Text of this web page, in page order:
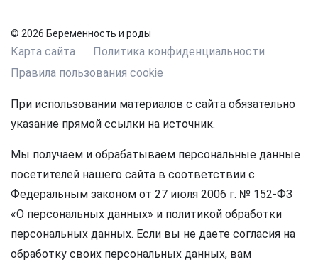
© 2026 Беременность и роды
Карта сайта
Политика конфиденциальности
Правила пользования cookie
При использовании материалов с сайта обязательно
указание прямой ссылки на источник.
Мы получаем и обрабатываем персональные данные
посетителей нашего сайта в соответствии с
Федеральным законом от 27 июля 2006 г. № 152-ФЗ
«О персональных данных» и политикой обработки
персональных данных. Если вы не даете согласия на
обработку своих персональных данных, вам